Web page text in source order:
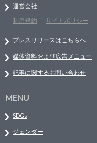
運営会社
利用規約
サイトポリシー
プレスリリースはこちらへ
媒体資料および広告メニュー
記事に関するお問い合わせ
MENU
SDGs
ジェンダー